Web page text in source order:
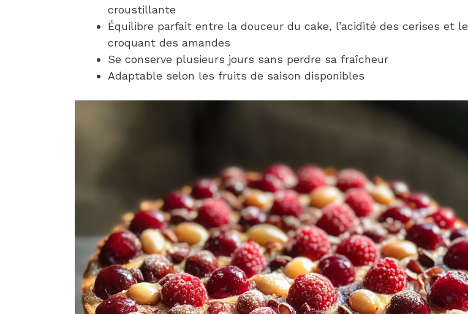
croustillante
Équilibre parfait entre la douceur du cake, l’acidité des cerises et le
croquant des amandes
Se conserve plusieurs jours sans perdre sa fraîcheur
Adaptable selon les fruits de saison disponibles